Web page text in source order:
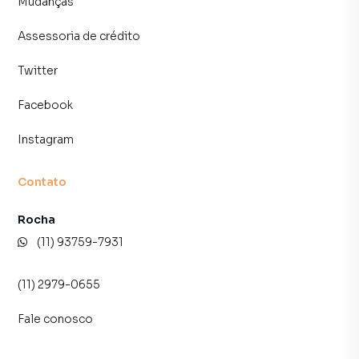
Assessoria de crédito
Twitter
Facebook
Instagram
Contato
Rocha
(11) 93759-7931
(11) 2979-0655
Fale conosco